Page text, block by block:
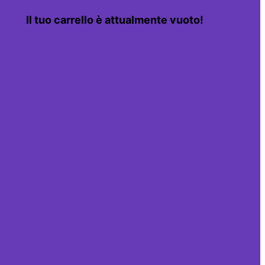
Il tuo carrello è attualmente vuoto!